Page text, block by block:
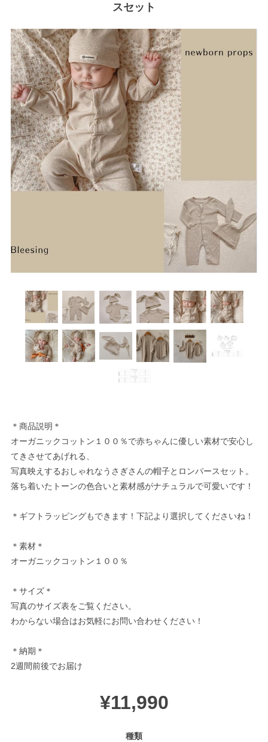
スセット
＊商品説明＊
オーガニックコットン１００％で赤ちゃんに優しい素材で安心し
てきさせてあげれる、
写真映えするおしゃれなうさぎさんの帽子とロンパースセット。
落ち着いたトーンの色合いと素材感がナチュラルで可愛いです！
＊ギフトラッピングもできます！下記より選択してくださいね！
＊素材＊
オーガニックコットン１００％
＊サイズ＊
写真のサイズ表をご覧ください。
わからない場合はお気軽にお問い合わせください！
＊納期＊
2週間前後でお届け
¥11,990
種類